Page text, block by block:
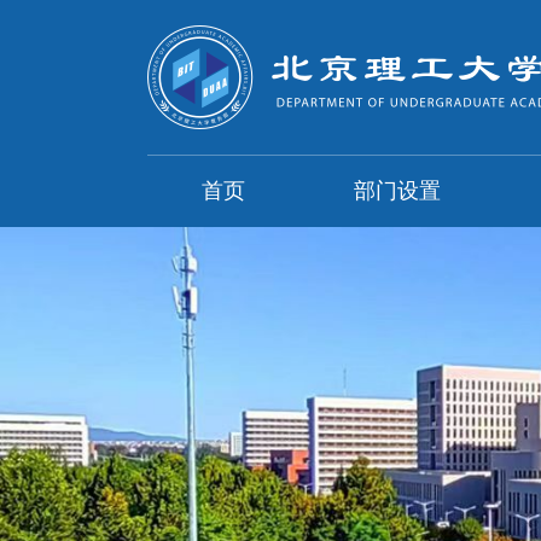
首页 部门设置